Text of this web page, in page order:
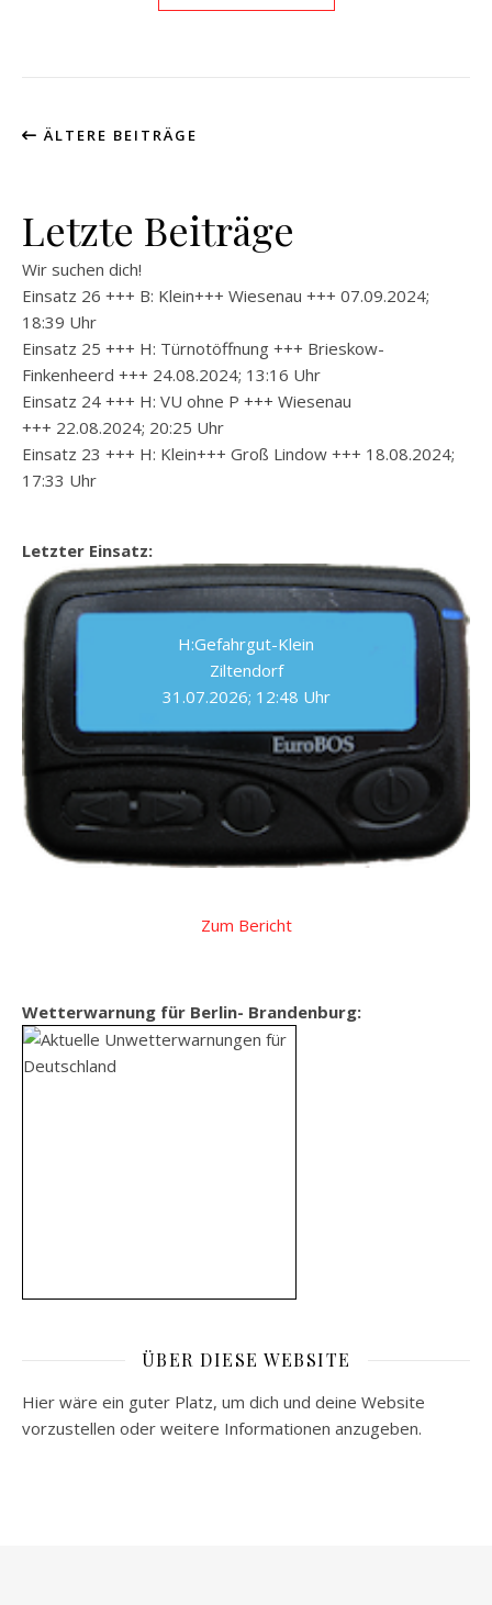
ÄLTERE BEITRÄGE
Letzte Beiträge
Wir suchen dich!
Einsatz 26 +++ B: Klein+++ Wiesenau +++ 07.09.2024;
18:39 Uhr
Einsatz 25 +++ H: Türnotöffnung +++ Brieskow-
Finkenheerd +++ 24.08.2024; 13:16 Uhr
Einsatz 24 +++ H: VU ohne P +++ Wiesenau
+++ 22.08.2024; 20:25 Uhr
Einsatz 23 +++ H: Klein+++ Groß Lindow +++ 18.08.2024;
17:33 Uhr
Letzter Einsatz:
H:Gefahrgut-Klein
Ziltendorf
31.07.2026; 12:48 Uhr
Zum Bericht
Wetterwarnung für Berlin- Brandenburg:
ÜBER DIESE WEBSITE
Hier wäre ein guter Platz, um dich und deine Website
vorzustellen oder weitere Informationen anzugeben.